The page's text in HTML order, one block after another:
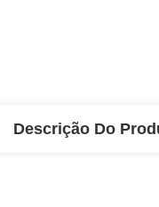
Descrição Do